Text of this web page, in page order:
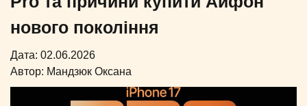
нового покоління
Дата: 02.06.2026
Автор: Мандзюк Оксана